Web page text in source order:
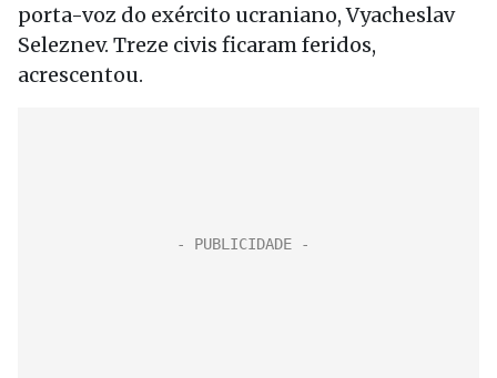
porta-voz do exército ucraniano, Vyacheslav
Seleznev. Treze civis ficaram feridos,
acrescentou.